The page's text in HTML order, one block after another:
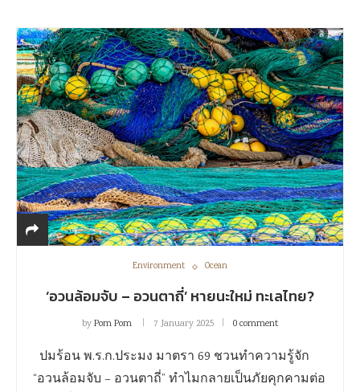
Environment Ocean
‘อวนล้อมจับ – อวนตาถี่’ หายนะใหม่ ทะเลไทย?
byPom Pom 7 January 2025 0 comment
ปมร้อน พ.ร.ก.ประมง มาตรา 69 ชวนทำความรู้จัก
“อวนล้อมจับ – อวนตาถี่” ทำไมกลายเป็นภัยคุกคามต่อ